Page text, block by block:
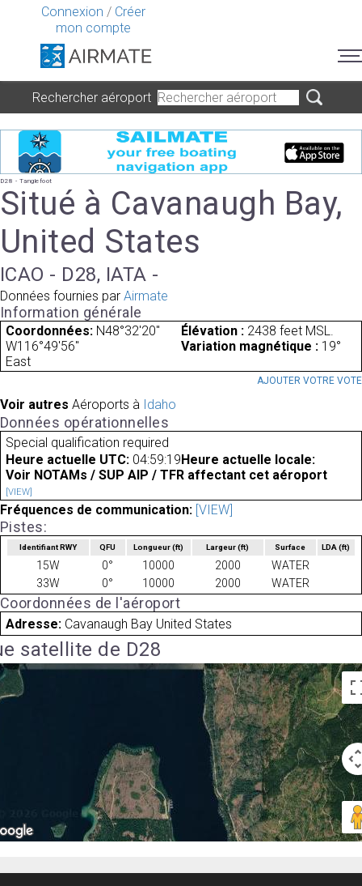
Connexion / Créer
mon compte
Rechercher aéroport
D28 - Tanglefoot
Situé à Cavanaugh Bay,
United States
ICAO - D28, IATA -
Données fournies par Airmate
Information générale
Coordonnées: N48°32'20"
W116°49'56"
Élévation : 2438 feet MSL.
Variation magnétique : 19°
East
AJOUTER VOTRE VOTE
Voir autres Aéroports à Idaho
Données opérationnelles
Special qualification required
Heure actuelle UTC: 04:59:19 Heure actuelle locale:
Voir NOTAMs / SUP AIP / TFR affectant cet aéroport
[VIEW]
Fréquences de communication: [VIEW]
Pistes:
Identifiant RWY QFU Longueur(ft) Largeur(ft) Surface LDA(ft)
15W 0° 10000 2000
WATER
33W
0° 10000 2000 WATER
Coordonnées de l'aéroport
Adresse: Cavanaugh Bay United States
satellite de D28